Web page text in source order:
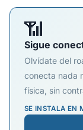
📶
Sigue
Olvídate del
conecta nada
física, sin
SE INSTALA EN